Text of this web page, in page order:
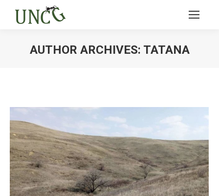
AUTHOR ARCHIVES: TATANA